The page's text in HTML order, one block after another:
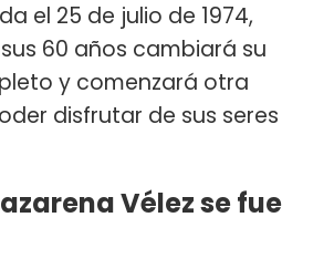
el 25 de julio de 1974,
60 años cambiará su
y comenzará otra
disfrutar de sus seres
Vélez se fue